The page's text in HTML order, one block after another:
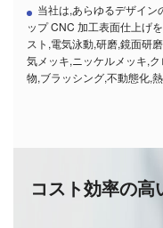
当社は,あらゆるデザイン
ップ CNC 加工表面仕上げ
スト,電気泳動,研磨,鏡面研
気メッキ,ニッケルメッキ,
物,ブラッシング,不動態化,
コスト効率の